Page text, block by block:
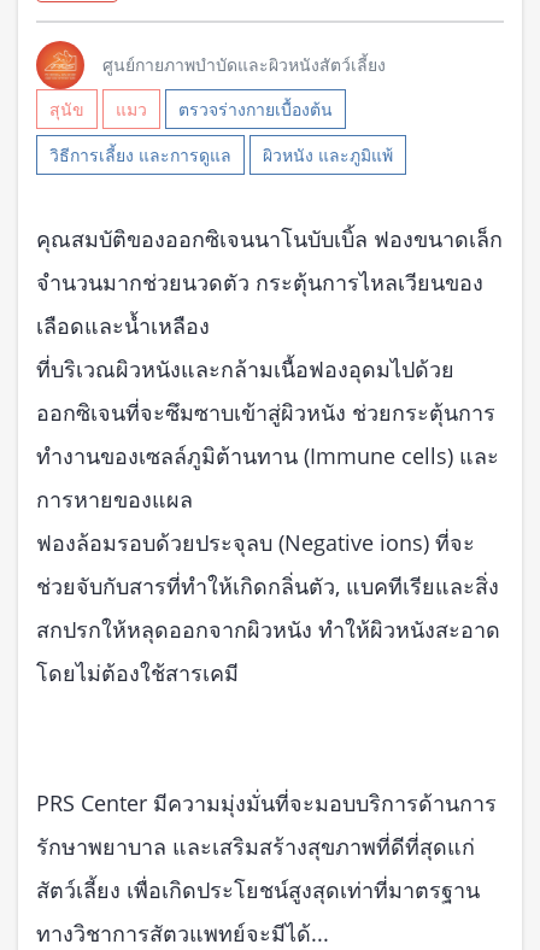
ศูนย์กายภาพบำบัดและผิวหนังสัตว์เลี้ยง
สุนัข
แมว
ตรวจร่างกายเบื้องต้น
วิธีการเลี้ยง และการดูแล
ผิวหนัง และภูมิแพ้
คุณสมบัติของออกซิเจนนาโนบับเบิ้ล ฟองขนาดเล็ก
จำนวนมากช่วยนวดตัว กระตุ้นการไหลเวียนของ
เลือดและน้ำเหลือง
ที่บริเวณผิวหนังและกล้ามเนื้อฟองอุดมไปด้วย
ออกซิเจนที่จะซึมซาบเข้าสู่ผิวหนัง ช่วยกระตุ้นการ
ทำงานของเซลล์ภูมิต้านทาน (Immune cells) และ
การหายของแผล
ฟองล้อมรอบด้วยประจุลบ (Negative ions) ที่จะ
ช่วยจับกับสารที่ทำให้เกิดกลิ่นตัว, แบคทีเรียและสิ่ง
สกปรกให้หลุดออกจากผิวหนัง ทำให้ผิวหนังสะอาด
โดยไม่ต้องใช้สารเคมี
PRS Center มีความมุ่งมั่นที่จะมอบบริการด้านการ
รักษาพยาบาล และเสริมสร้างสุขภาพที่ดีที่สุดแก่
สัตว์เลี้ยง เพื่อเกิดประโยชน์สูงสุดเท่าที่มาตรฐาน
ทางวิชาการสัตวแพทย์จะมีได้...